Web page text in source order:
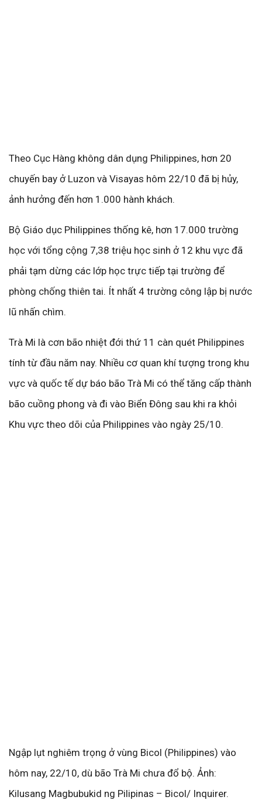
Theo Cục Hàng không dân dụng Philippines, hơn 20
chuyến bay ở Luzon và Visayas hôm 22/10 đã bị hủy,
ảnh hưởng đến hơn 1.000 hành khách.
Bộ Giáo dục Philippines thống kê, hơn 17.000 trường
học với tổng cộng 7,38 triệu học sinh ở 12 khu vực đã
phải tạm dừng các lớp học trực tiếp tại trường để
phòng chống thiên tai. Ít nhất 4 trường công lập bị nước
lũ nhấn chìm.
Trà Mi là cơn bão nhiệt đới thứ 11 càn quét Philippines
tính từ đầu năm nay. Nhiều cơ quan khí tượng trong khu
vực và quốc tế dự báo bão Trà Mi có thể tăng cấp thành
bão cuồng phong và đi vào Biển Đông sau khi ra khỏi
Khu vực theo dõi của Philippines vào ngày 25/10.
Ngập lụt nghiêm trọng ở vùng Bicol (Philippines) vào
hôm nay, 22/10, dù bão Trà Mi chưa đổ bộ. Ảnh:
Kilusang Magbubukid ng Pilipinas – Bicol/ Inquirer.